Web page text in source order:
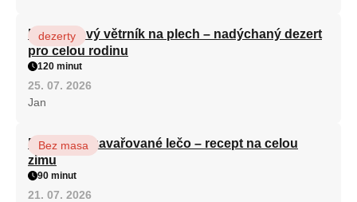
Karamelový větrník na plech – nadýchaný dezert
pro celou rodinu
dezerty
120 minut
25. 07. 2026
Jan
Babiččino zavařované lečo – recept na celou
zimu
Bez masa
90 minut
21. 07. 2026